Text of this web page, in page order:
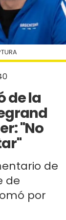
de la
"No
de
de
por